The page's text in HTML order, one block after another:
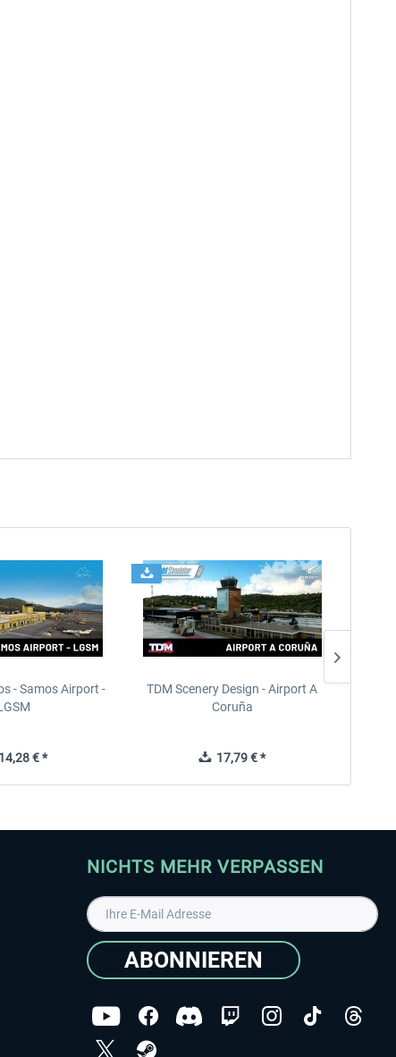
- Samos Airport -
€ *
TDM Scenery Design - Airport A
Coruña
17,79 € *
NICHTS MEHR VERPASSEN
ABONNIEREN